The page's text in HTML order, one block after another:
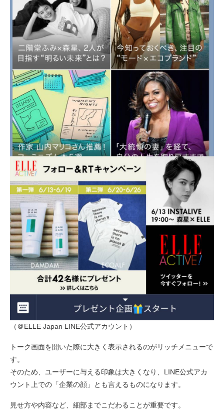
（＠ELLE Japan LINE公式アカウント）
トーク画面を開いた際に大きく表示されるのがリッチメニューで
す。
そのため、ユーザーに与える印象は大きくなり、LINE公式アカ
ウント上での「企業の顔」とも言えるものになります。
見せ方や内容など、細部までこだわることが重要です。